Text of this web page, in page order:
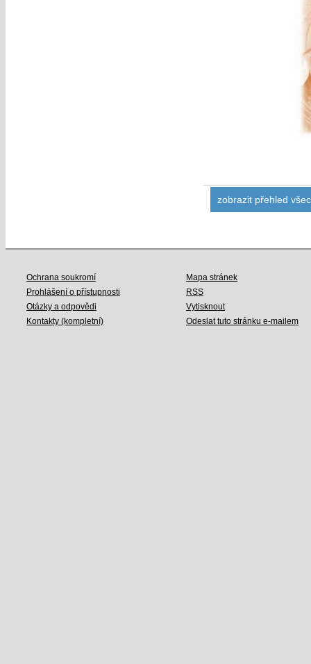
zobrazit přehled
Ochrana soukromí
Prohlášení o přístupnosti
Otázky a odpovědi
Kontakty (kompletní)
Mapa stránek
RSS
Vytisknout
Odeslat tuto stránku e-mailem